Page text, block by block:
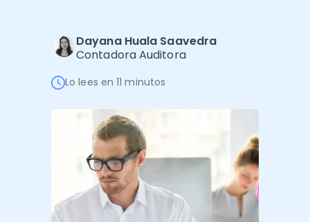
Software Factura y Administración
Autores
Dayana Huala Saavedra
Contadora Auditora
Lo lees en 11 minutos